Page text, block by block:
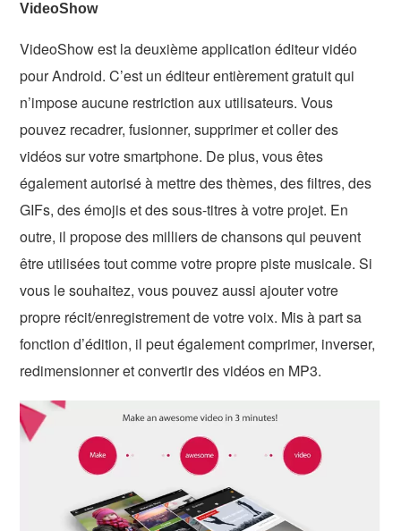
VideoShow
VideoShow est la deuxième application éditeur vidéo
pour Android. C’est un éditeur entièrement gratuit qui
n’impose aucune restriction aux utilisateurs. Vous
pouvez recadrer, fusionner, supprimer et coller des
vidéos sur votre smartphone. De plus, vous êtes
également autorisé à mettre des thèmes, des filtres, des
GIFs, des émojis et des sous-titres à votre projet. En
outre, il propose des milliers de chansons qui peuvent
être utilisées tout comme votre propre piste musicale. Si
vous le souhaitez, vous pouvez aussi ajouter votre
propre récit/enregistrement de votre voix. Mis à part sa
fonction d’édition, il peut également comprimer, inverser,
redimensionner et convertir des vidéos en MP3.